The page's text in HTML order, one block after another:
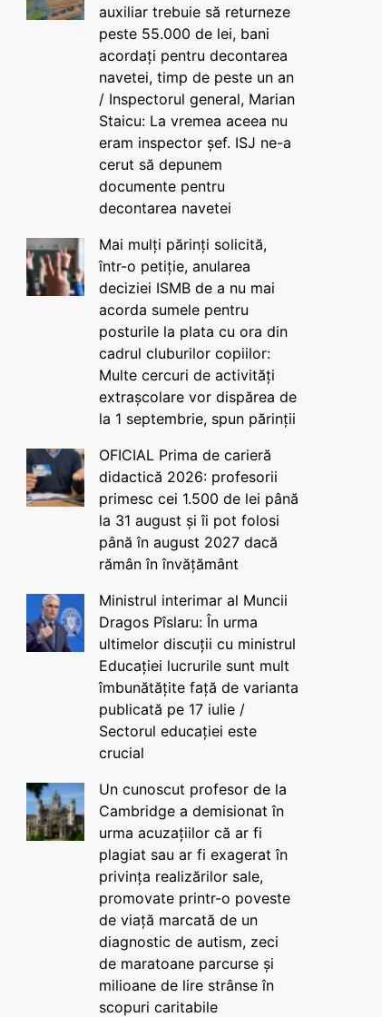
auxiliar trebuie să returneze
peste 55.000 de lei, bani
acordați pentru decontarea
navetei, timp de peste un an
/ Inspectorul general, Marian
Staicu: La vremea aceea nu
eram inspector șef. ISJ ne-a
cerut să depunem
documente pentru
decontarea navetei
Mai mulți părinți solicită,
într-o petiție, anularea
deciziei ISMB de a nu mai
acorda sumele pentru
posturile la plata cu ora din
cadrul cluburilor copiilor:
Multe cercuri de activități
extrașcolare vor dispărea de
la 1 septembrie, spun părinții
OFICIAL Prima de carieră
didactică 2026: profesorii
primesc cei 1.500 de lei până
la 31 august și îi pot folosi
până în august 2027 dacă
rămân în învățământ
Ministrul interimar al Muncii
Dragos Pîslaru: În urma
ultimelor discuții cu ministrul
Educației lucrurile sunt mult
îmbunătățite față de varianta
publicată pe 17 iulie /
Sectorul educației este
crucial
Un cunoscut profesor de la
Cambridge a demisionat în
urma acuzațiilor că ar fi
plagiat sau ar fi exagerat în
privința realizărilor sale,
promovate printr-o poveste
de viață marcată de un
diagnostic de autism, zeci
de maratoane parcurse și
milioane de lire strânse în
scopuri caritabile